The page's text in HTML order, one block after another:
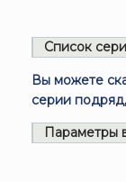
Список
Вы можете
серии
Параметры